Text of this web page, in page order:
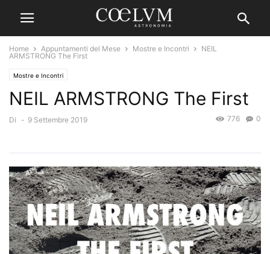
Home Appuntamenti del Mese Mostre e Incontri
NEIL
ARMSTRONG The First
Mostre e Incontri
NEIL ARMSTRONG The First
Di - 9 Settembre 2019 0
776